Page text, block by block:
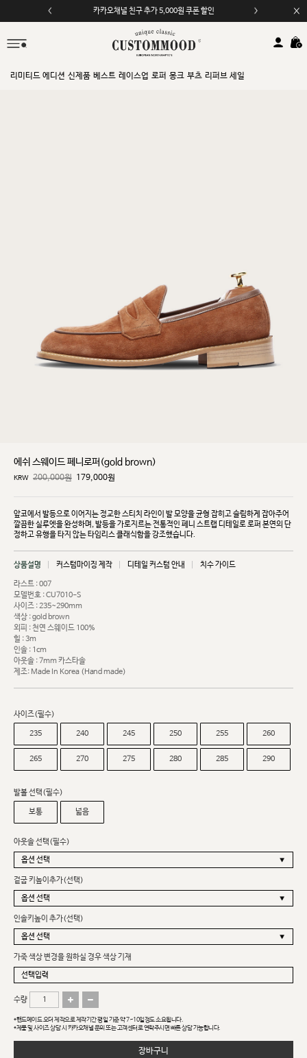
카카오채널 친구 추가 5,000원 쿠폰 할인
리미티드 에디션 신제품 베스트 레이스업 로퍼 몽크 부츠 리퍼브 세일
에쉬 스웨이드 페니로퍼(gold brown)
KRW 200,000원 179,000원
앞코에서 발등으로 이어지는 정교한 스티치 라인이 발 모양을 균형 잡히고 슬림하게 잡아주어
깔끔한실루엣을 완성하며, 발등을 가로지르는 전통적인 페니 스트랩 디테일로 로퍼 본연의 단
정하고 유행을타지 않는 타임리스 클래식함을 강조했습니다.
상품설명 커스텀마이징 제작 디테일 커스텀 안내 치수 가이드
라스트 : 007
모델번호 : CU7010-S
사이즈 : 235~290mm
색상 : gold brown
외피 : 천연 스웨이드 100%
힐 : 3m
인솔 : 1cm
아웃솔 : 7mm 카스타솔
제조: Made In Korea (Hand made)
사이즈(필수)
235 240 245 250 255 260
265 270 275 280 285 290
발볼 선택(필수)
보통 넓음
아웃솔 선택(필수)
겉굽 키높이추가(선택)
인솔키높이 추가(선택)
가죽 색상 변경을 원하실 경우 색상 기재
수량
*핸드메이드 오더 제작으로 제작기간 평일 기준 약 7~10일정도 소요됩니다.
*제품 및 사이즈 상담 시 카카오채널 문의 또는 고객센터로 연락주시면 빠른 상담 가능합니다.
장바구니